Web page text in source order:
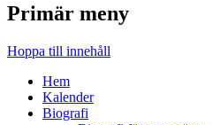
Primär meny
Hoppa till innehåll
Hem
Kalender
Biografi